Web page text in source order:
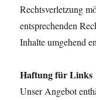
Rechtsverletzung
entsprechenden
Inhalte umgehend
Haftung für Links
Unser Angebot